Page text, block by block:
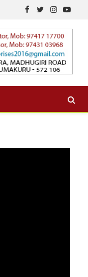
Facebook
TwitterInstagram